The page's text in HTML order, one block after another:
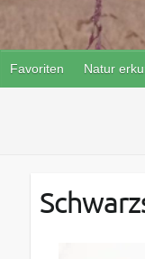
Favoriten Natur